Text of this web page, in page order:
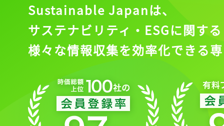
Sustainable Japanは、
サステナビリティ・ESGに関する
様々な情報収集を効率化できる